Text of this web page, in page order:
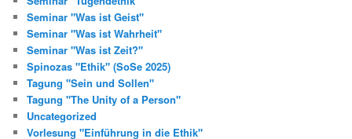
Seminar "Was ist Geist"
Seminar "Was ist Wahrheit"
Seminar "Was ist Zeit?"
Spinozas "Ethik" (SoSe 2025)
Tagung "Sein und Sollen"
Tagung "The Unity of a Person"
Uncategorized
Vorlesung "Einführung in die Ethik"